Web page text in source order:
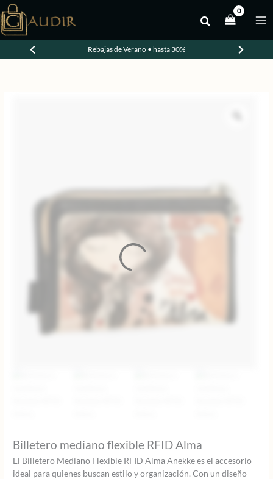
al
contenido
Rebajas de Verano • hasta 30%
-30%
Billetero mediano flexible RFID Alma
El Billetero Mediano Flexible RFID Alma Anekke es el accesorio
ideal para quienes buscan estilo y organización. Con un diseño